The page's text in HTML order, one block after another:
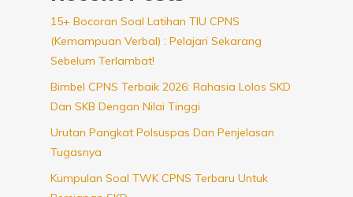
15+ Bocoran Soal Latihan TIU CPNS
(Kemampuan Verbal) : Pelajari Sekarang
Sebelum Terlambat!
Bimbel CPNS Terbaik 2026: Rahasia Lolos SKD
Dan SKB Dengan Nilai Tinggi
Urutan Pangkat Polsuspas Dan Penjelasan
Tugasnya
Kumpulan Soal TWK CPNS Terbaru Untuk